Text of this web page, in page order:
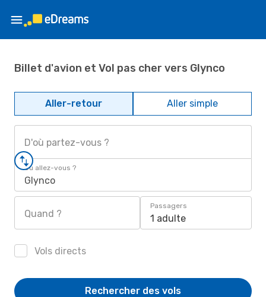
Billet d'avion et Vol pas cher vers Glynco
Aller-retour Aller simple
D'où partez-vous ?
Où allez-vous ?
Glynco
Quand ?
Passagers
1 adulte
Vols directs
Rechercher des vols